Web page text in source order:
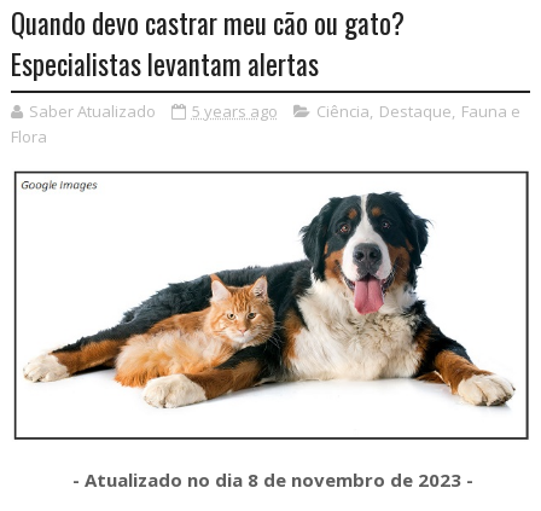
Quando devo castrar meu cão ou gato?
Especialistas levantam alertas
Saber Atualizado 5 years ago Ciência, Destaque, Fauna e
Flora
- Atualizado no dia 8 de novembro de 2023 -